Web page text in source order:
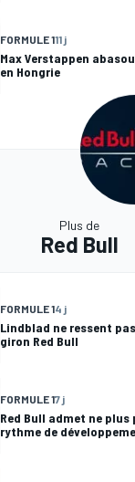
FORMULE 111 j
Max Verstappen
en Hongrie
Plus de
Red Bull
FORMULE 14 j
Lindblad ne ressent
giron Red Bull
FORMULE 17 j
Red Bull admet ne
rythme de